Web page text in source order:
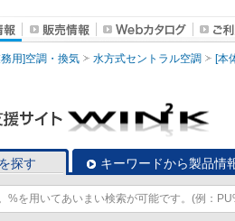
用]空調・換気 水方式セントラル空調 [本
探す キーワードから製品情